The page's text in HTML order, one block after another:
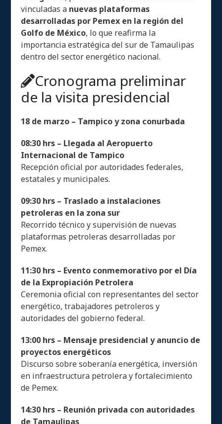
vinculadas a nuevas plataformas
desarrolladas por Pemex en la región del
Golfo de México, lo que reafirma la
importancia estratégica del sur de Tamaulipas
dentro del sector energético nacional.
Cronograma preliminar
de la visita presidencial
18 de marzo – Tampico y zona conurbada
08:30 hrs – Llegada al Aeropuerto
Internacional de Tampico
Recepción oficial por autoridades federales,
estatales y municipales.
09:30 hrs – Traslado a instalaciones
petroleras en la zona sur
Recorrido técnico y supervisión de nuevas
plataformas petroleras desarrolladas por
Pemex.
11:30 hrs – Evento conmemorativo por el Día
de la Expropiación Petrolera
Ceremonia oficial con representantes del sector
energético, trabajadores petroleros y
autoridades del gobierno federal.
13:00 hrs – Mensaje presidencial y anuncio de
proyectos energéticos
Discurso sobre soberanía energética, inversión
en infraestructura petrolera y fortalecimiento
de Pemex.
14:30 hrs – Reunión privada con autoridades
de Tamaulipas